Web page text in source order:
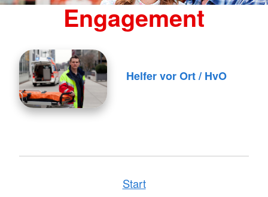
Engagement
Helfer vor Ort / HvO
Start